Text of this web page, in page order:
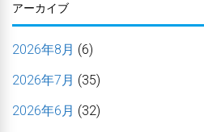
アーカイブ
2026年8月 (6)
2026年7月 (35)
2026年6月 (32)